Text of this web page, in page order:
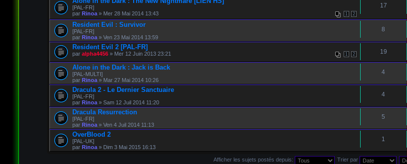
[PAL-FR]
1 2
par Rinoa» Mer 28 Mai 2014 13:43
17
Resident Evil : Survivor
[PAL-FR]
par Rinoa» Ven 23 Mai 2014 13:59
8
Resident Evil 2 [PAL-FR]
1 2
par alpha4456» Mer 12 Juin 2013 23:21 19
Alone in the Dark : Jack is Back
[PAL-MULTI]
par Rinoa» Mar 27 Mai 2014 10:26
4
Dracula 2 - Le Dernier Sanctuaire
[PAL-FR]
par Rinoa» Sam 12 Juil 2014 11:20
4
Dracula Resurrection
[PAL-FR]
par Rinoa» Ven 4 Juil 2014 11:13
5
OverBlood 2
[PAL-UK]
par Rinoa» Dim 3 Mai 2015 16:13
1
Afficher les sujets postés depuis: Trier par